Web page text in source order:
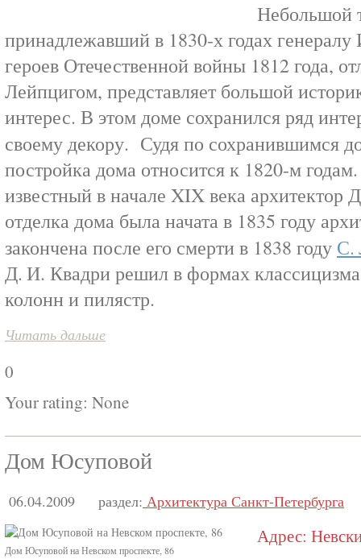
Небольшой
принадлежавший в 1830-х годах
героев Отечественной войны 1812 года,
Лейпцигом, представляет большой
интерес. В этом доме сохранился ряд
своему декору. Судя по сохранившимся
постройка дома относится к 1820-м
известный в начале XIX века архитектор
отделка дома была начата в 1835 году
закончена после его смерти в 1838 году С.
Д. И. Квадри решил в формах
колонн и пилястр.
Читать дальше
0
Your rating: None
Дом Юсуповой
06.04.2009 раздел: Архитектура Санкт-Петербурга
Дом Юсуповой на Невском проспекте, 86
Адрес: